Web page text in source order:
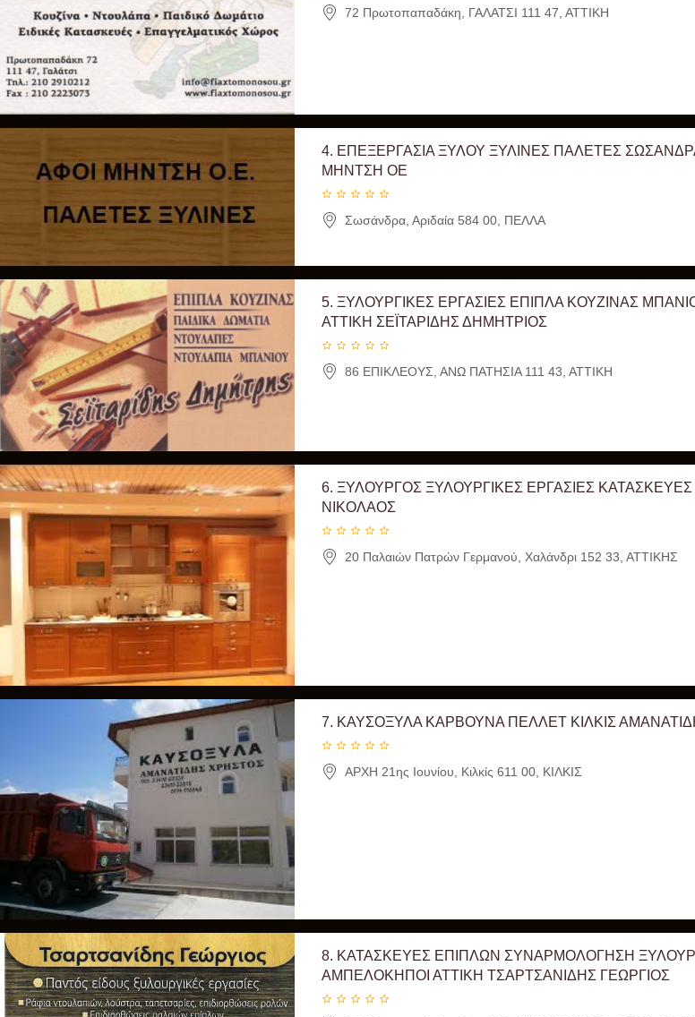
72 Πρωτοπαπαδάκη, ΓΑΛΑΤΣΙ 111 47, ΑΤΤΙΚΗ
4. ΕΠΕΞΕΡΓΑΣΙΑ ΞΥΛΟΥ ΞΥΛΙΝΕΣ ΠΑΛΕΤΕΣ
ΜΗΝΤΣΗ ΟΕ
Σωσάνδρα, Αριδαία 584 00, ΠΕΛΛΑ
5. ΞΥΛΟΥΡΓΙΚΕΣ ΕΡΓΑΣΙΕΣ ΕΠΙΠΛΑ ΚΟΥΖΙΝΑΣ
ΑΤΤΙΚΗ ΣΕΪΤΑΡΙΔΗΣ ΔΗΜΗΤΡΙΟΣ
86 ΕΠΙΚΛΕΟΥΣ, ΑΝΩ ΠΑΤΗΣΙΑ 111 43, ΑΤΤΙΚΗ
6. ΞΥΛΟΥΡΓΟΣ ΞΥΛΟΥΡΓΙΚΕΣ ΕΡΓΑΣΙΕΣ
ΝΙΚΟΛΑΟΣ
20 Παλαιών Πατρών Γερμανού, Χαλάνδρι 152 33, ΑΤΤΙΚΗΣ
7. ΚΑΥΣΟΞΥΛΑ ΚΑΡΒΟΥΝΑ ΠΕΛΛΕΤ ΚΙΛΚΙΣ
ΑΡΧΗ 21ης Ιουνίου, Κιλκίς 611 00, ΚΙΛΚΙΣ
8. ΚΑΤΑΣΚΕΥΕΣ ΕΠΙΠΛΩΝ ΣΥΝΑΡΜΟΛΟΓΗΣΗ
ΑΜΠΕΛΟΚΗΠΟΙ ΑΤΤΙΚΗ ΤΣΑΡΤΣΑΝΙΔΗΣ ΓΕΩΡΓΙΟΣ